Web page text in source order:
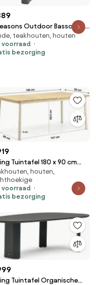
Outdoor Basso Teak
Grijs
teakhouten, houten
voorraad
bezorging
Tuintafel 180 x 90 cm
Milou
houten,
voorraad
bezorging
Tuintafel Organische